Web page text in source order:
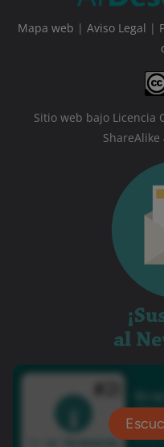
Mapa web | Aviso Legal |
Sitio web bajo Licencia
ShareAlike